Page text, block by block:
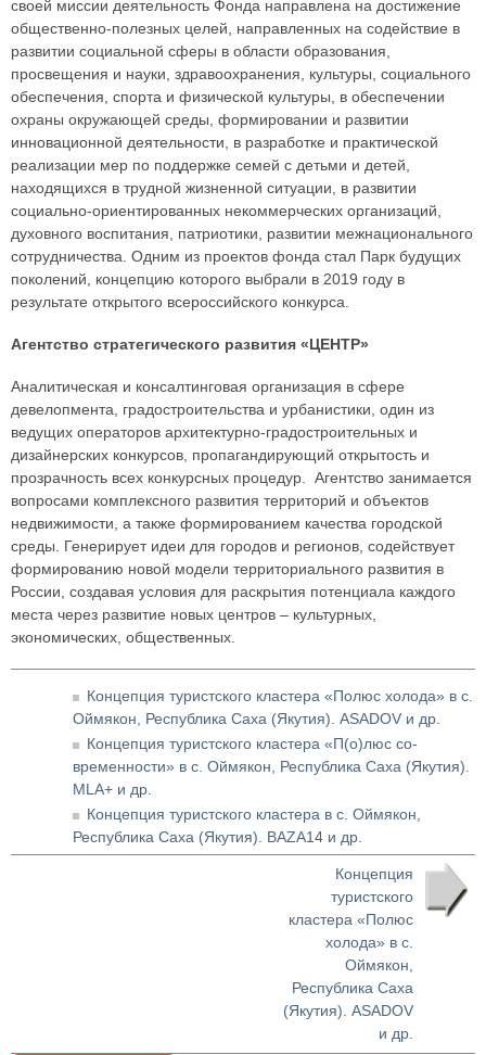
своей миссии деятельность Фонда направлена на достижение
общественно-полезных целей, направленных на содействие в
развитии социальной сферы в области образования,
просвещения и науки, здравоохранения, культуры, социального
обеспечения, спорта и физической культуры, в обеспечении
охраны окружающей среды, формировании и развитии
инновационной деятельности, в разработке и практической
реализации мер по поддержке семей с детьми и детей,
находящихся в трудной жизненной ситуации, в развитии
социально-ориентированных некоммерческих организаций,
духовного воспитания, патриотики, развитии межнационального
сотрудничества. Одним из проектов фонда стал Парк будущих
поколений, концепцию которого выбрали в 2019 году в
результате открытого всероссийского конкурса.
Агентство стратегического развития «ЦЕНТР»
Аналитическая и консалтинговая организация в сфере
девелопмента, градостроительства и урбанистики, один из
ведущих операторов архитектурно-градостроительных и
дизайнерских конкурсов, пропагандирующий открытость и
прозрачность всех конкурсных процедур. Агентство занимается
вопросами комплексного развития территорий и объектов
недвижимости, а также формированием качества городской
среды. Генерирует идеи для городов и регионов, содействует
формированию новой модели территориального развития в
России, создавая условия для раскрытия потенциала каждого
места через развитие новых центров – культурных,
экономических, общественных.
Концепция туристского кластера «Полюс холода» в с.
Оймякон, Республика Саха (Якутия). ASADOV и др.
Концепция туристского кластера «П(о)люс со-
временности» в с. Оймякон, Республика Саха (Якутия).
MLA+ и др.
Концепция туристского кластера в с. Оймякон,
Республика Саха (Якутия). BAZA14 и др.
Концепция
туристского
кластера «Полюс
холода» в с.
Оймякон,
Республика Саха
(Якутия). ASADOV
и др.